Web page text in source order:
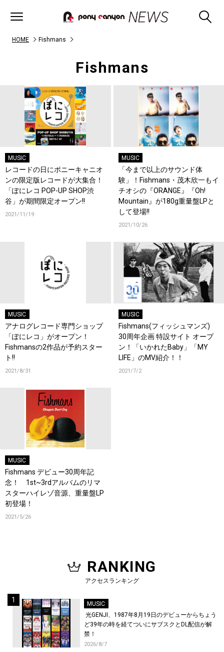
HOME Fishmans
Fishmans
MUSIC
レコードの日にポニーキャニオ
ンの限定版レコードが大集合！
「ぽにレコ POP-UP SHOP渋
谷」が期間限定オープン!!
2021/11/19
MUSIC
「今まで以上のサウンド体
験」！Fishmans・茂木欣一もイ
チオシの『ORANGE』『Oh!
Mountain』が180g重量盤LPと
して登場!!
2021/10/26
MUSIC
アナログレコード専門ショップ
「ぽにレコ」がオープン！
Fishmansの2作品が予約スター
ト!!
2021/8/31
MUSIC
Fishmans(フィッシュマンズ)
30周年企画 特設サイト オープ
ン！「いかれたBaby」「MY
LIFE」のMV紹介！！
2021/7/2
MUSIC
Fishmans デビュー30周年記
念！ 1st~3rdアルバムのリマ
スターハイレゾ音源、重量盤LP
初登場！
2021/5/26
RANKING
アクセスランキング
MUSIC
光GENJI、1987年8月19日のデビューからちょう
ど39年の時を経てついにサブスクとDL配信が解
禁！
2026/8/7